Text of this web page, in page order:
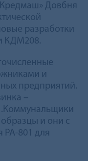
Довбня
разработки
КДМ208.
и
предприятий.
–
и они с
РА-801 для